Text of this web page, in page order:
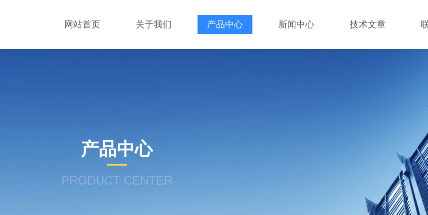
网站首页 关于我们 产品中心 新闻中心 技术文章
产品中心
PRODUCT CENTER